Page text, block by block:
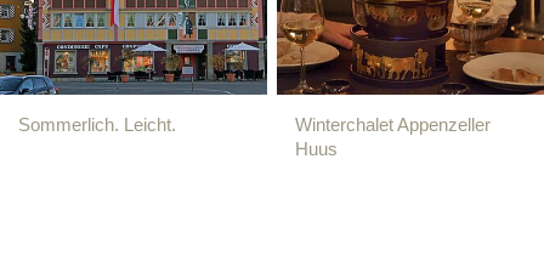
Sommerlich. Leicht.
Winterchalet Appenzeller
Huus